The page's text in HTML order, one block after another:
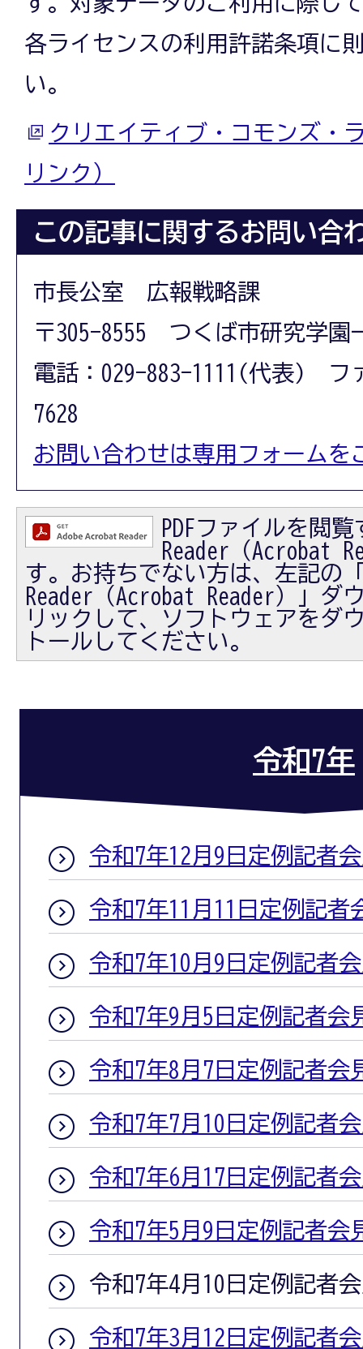
各ライセンスの利用許諾条項に
い。
クリエイティブ・コモンズ・
リンク）
この記事に関するお問い合
市長公室 広報戦略課
〒305-8555 つくば市研究学園
電話：029-883-1111(代表) フ
7628
お問い合わせは専用フォームを
PDFファイルを閲
Reader（Acrobat
す。お持ちでない方は、左記の
Reader（Acrobat Reader）」ダ
リックして、ソフトウェアをダ
トールしてください。
令和7年
令和7年12月9日定例記者
令和7年11月11日定例記者
令和7年10月9日定例記者
令和7年9月5日定例記者会
令和7年8月7日定例記者会
令和7年7月10日定例記者
令和7年6月17日定例記者
令和7年5月9日定例記者会
令和7年4月10日定例記者
令和7年3月12日定例記者